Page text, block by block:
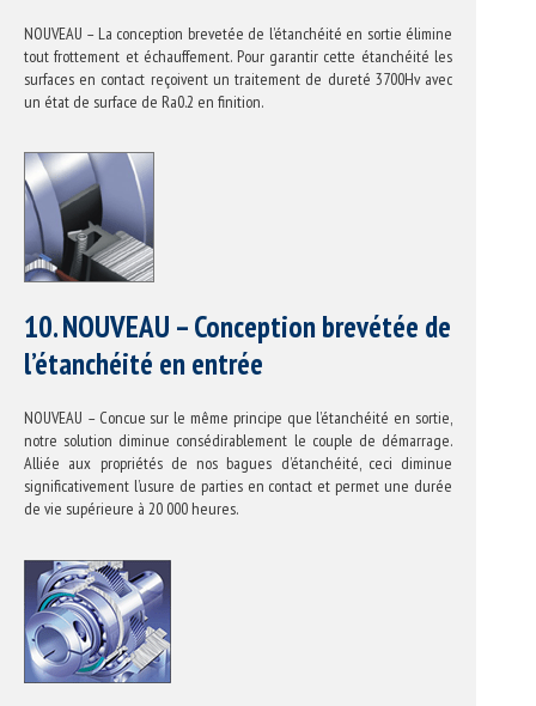
NOUVEAU – La conception brevetée de l’étanchéité en sortie élimine
tout frottement et échauffement. Pour garantir cette étanchéité les
surfaces en contact reçoivent un traitement de dureté 3700Hv avec
un état de surface de Ra0.2 en finition.
10. NOUVEAU – Conception brevétée de
l’étanchéité en entrée
NOUVEAU – Concue sur le même principe que l’étanchéité en sortie,
notre solution diminue consédirablement le couple de démarrage.
Alliée aux propriétés de nos bagues d’étanchéité, ceci diminue
significativement l’usure de parties en contact et permet une durée
de vie supérieure à 20 000 heures.